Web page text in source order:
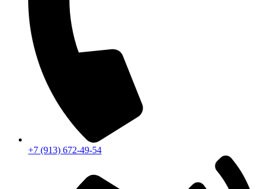
+7 (913) 672-49-54